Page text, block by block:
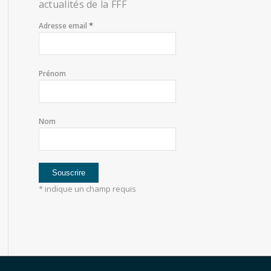
actualités de la FFF
Adresse email *
Prénom
Nom
*indique un champ requis